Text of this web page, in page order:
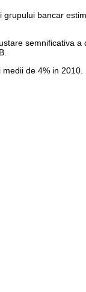
bancar
semnificativa a
de 4% in 2010.